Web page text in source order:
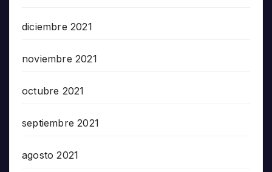
diciembre 2021
noviembre 2021
octubre 2021
septiembre 2021
agosto 2021